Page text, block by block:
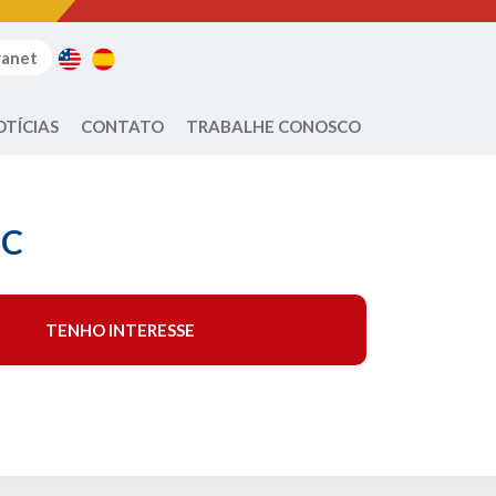
CONTATO TRABALHE CONOSCO
TENHO INTERESSE